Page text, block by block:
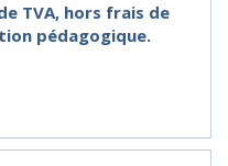
TVA, hors frais de
pédagogique.